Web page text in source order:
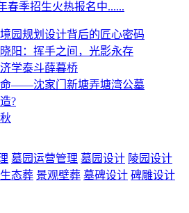
春季招生火热报名中......
园规划设计背后的匠心密码
阳：挥手之间，光影永存
学泰斗薛暮桥
——沈家门新塘弄塘湾公墓
?
墓园运营管理 墓园设计 陵园设计
态葬 景观壁葬 墓碑设计 碑雕设计